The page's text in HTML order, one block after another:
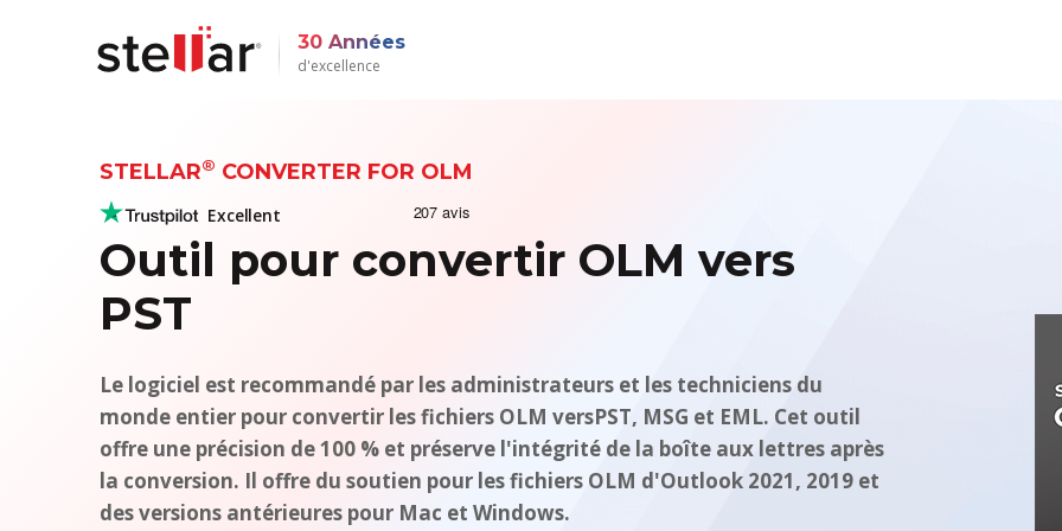
30 Années
d'excellence
STELLAR® CONVERTER FOR OLM
Excellent
Outil pour convertir OLM vers
PST
Le logiciel est recommandé par les administrateurs et les techniciens du
monde entier pour convertir les fichiers OLM versPST, MSG et EML. Cet outil
offre une précision de 100 % et préserve l'intégrité de la boîte aux lettres après
la conversion. Il offre du soutien pour les fichiers OLM d'Outlook 2021, 2019 et
des versions antérieures pour Mac et Windows.